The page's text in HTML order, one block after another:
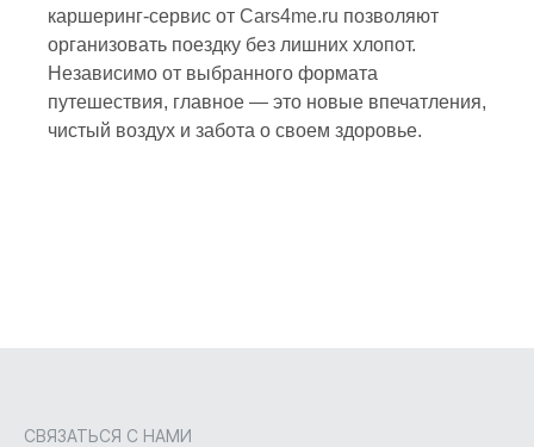
каршеринг-сервис от Cars4me.ru позволяют
организовать поездку без лишних хлопот.
Независимо от выбранного формата
путешествия, главное — это новые впечатления,
чистый воздух и забота о своем здоровье.
СВЯЗАТЬСЯ С НАМИ